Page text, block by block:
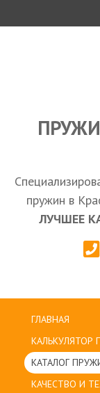
пружин в
ЛУЧШЕЕ
ГЛАВНАЯ
КАЛЬКУЛЯТОР
КАТАЛОГ
КАЧЕСТВО И